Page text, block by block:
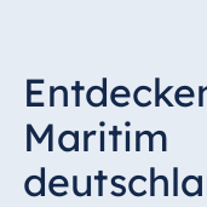
Maritim